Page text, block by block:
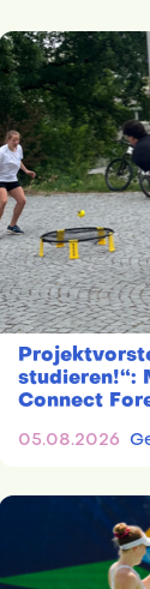
studieren!“:
Connect
05.08.2026